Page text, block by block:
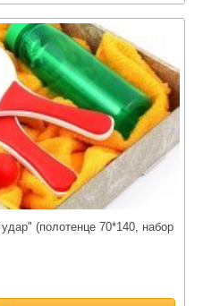
(полотенце 70*140, набор